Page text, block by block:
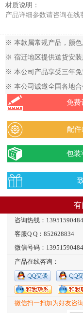
材质说明：
产品详细参数请咨询在线
※ 本款属常规产品，颜色
※ 宿迁地区提供送货安装
※ 本公司产品享受三年免
※ 本公司诚邀全国各地合
免费
配
包装
有
咨询热线：13951590484
客服Q Q：852628834
微信号码：13951590484
产品在线咨询：
微信扫一扫加为好友咨